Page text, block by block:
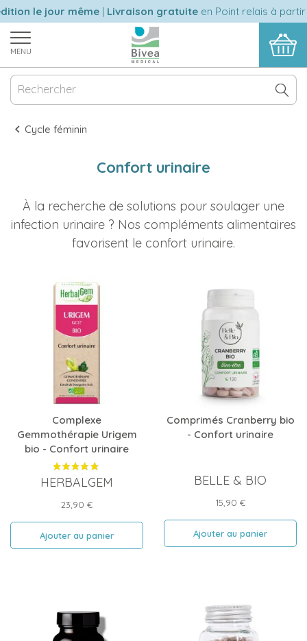
le jour même|Livraison gratuiteen Point relais à partir
MENU
Cycle féminin
Confort urinaire
À la recherche de solutions pour soulager une
infection urinaire ? Nos compléments alimentaires
favorisent le confort urinaire.
Complexe
Gemmothérapie Urigem
bio - Confort urinaire
HERBALGEM
Prix
23,90 €
Ajouter au panier
Comprimés Cranberry bio
- Confort urinaire
BELLE & BIO
Prix
15,90 €
Ajouter au panier